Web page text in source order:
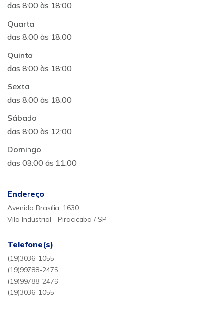
das 8:00 às 18:00
Quarta
:
das 8:00 às 18:00
Quinta
:
das 8:00 às 18:00
Sexta
:
das 8:00 às 18:00
Sábado
:
das 8:00 às 12:00
Domingo
:
das 08:00 ás 11:00
Endereço
Avenida Brasília, 1630
Vila Industrial - Piracicaba / SP
Telefone(s)
(19)3036-1055
(19)99788-2476
(19)99788-2476
(19)3036-1055